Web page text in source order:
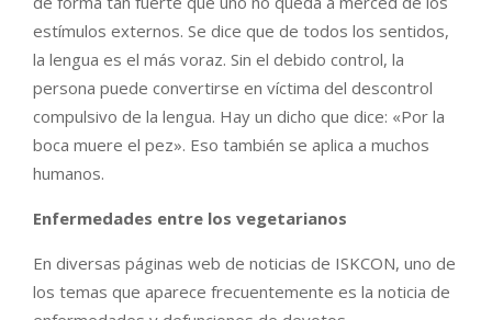
estímulos externos. Se dice que de todos los sentidos,
la lengua es el más voraz. Sin el debido control, la
persona puede convertirse en víctima del descontrol
compulsivo de la lengua. Hay un dicho que dice: «Por la
boca muere el pez». Eso también se aplica a muchos
humanos.
Enfermedades entre los vegetarianos
En diversas páginas web de noticias de ISKCON, uno de
los temas que aparece frecuentemente es la noticia de